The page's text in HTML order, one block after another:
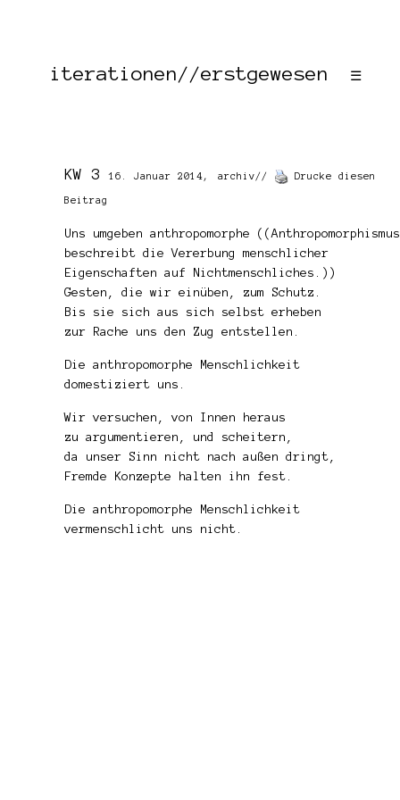
iterationen//erstgewesen ☰
KW 316. Januar 2014, archiv// Drucke diesen
Beitrag
Uns umgeben anthropomorphe ((Anthropomorphismus
beschreibt die Vererbung menschlicher
Eigenschaften auf Nichtmenschliches.))
Gesten, die wir einüben, zum Schutz.
Bis sie sich aus sich selbst erheben
zur Rache uns den Zug entstellen.
Die anthropomorphe Menschlichkeit
domestiziert uns.
Wir versuchen, von Innen heraus
zu argumentieren, und scheitern,
da unser Sinn nicht nach außen dringt,
Fremde Konzepte halten ihn fest.
Die anthropomorphe Menschlichkeit
vermenschlicht uns nicht.